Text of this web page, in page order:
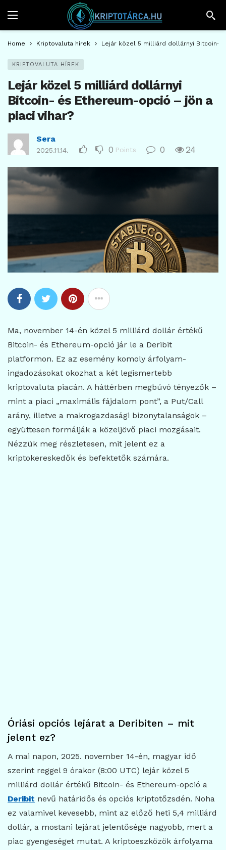
Home Kriptovaluta hírek Lejár közel 5 milliárd dollárnyi Bitcoin-
KRIPTOVALUTA HÍREK
Lejár közel 5 milliárd dollárnyi
Bitcoin- és Ethereum-opció – jön a
piaci vihar?
Sera
2025.11.14. 0 Points 0 24
Ma, november 14-én közel 5 milliárd dollár értékű
Bitcoin- és Ethereum-opció jár le a Deribit
platformon. Ez az esemény komoly árfolyam-
ingadozásokat okozhat a két legismertebb
kriptovaluta piacán. A háttérben megbúvó tényezők –
mint a piaci „maximális fájdalom pont”, a Put/Call
arány, illetve a makrogazdasági bizonytalanságok –
együttesen formálják a közeljövő piaci mozgásait.
Nézzük meg részletesen, mit jelent ez a
kriptokereskedők és befektetők számára.
Óriási opciós lejárat a Deribiten – mit
jelent ez?
A mai napon, 2025. november 14-én, magyar idő
szerint reggel 9 órakor (8:00 UTC) lejár közel 5
milliárd dollár értékű Bitcoin- és Ethereum-opció a
Deribit nevű határidős és opciós kriptotőzsdén. Noha
ez valamivel kevesebb, mint az előző heti 5,4 milliárd
dollár, a mostani lejárat jelentősége nagyobb, mert a
piac gyengeséget mutat. A kriptoeszközök árfolyama